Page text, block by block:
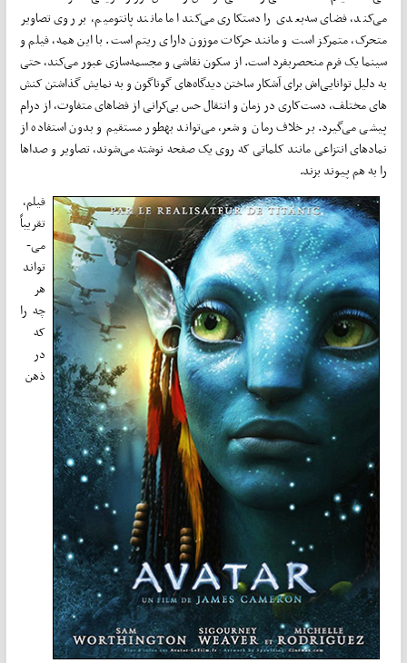
می‌کند، فضای سه‌­بعدی را دستکاری می­‌کند اما مانند پانتومیم، بر روی تصاویر
متحرک، متمرکز است و مانند حرکات موزون دارای ریتم است. با این همه، فیلم و
سینما یک فرم منحصربفرد است. از سکون نقاشی و مجسمه‌­سازی عبور می­‌کند، حتی
به دلیل توانایی­‌اش برای آشکار ساختن دیدگاه‌­های گوناگون و به نمایش گذاشتن کنش­‌
های مختلف، دست‌کاری در زمان و انتقال حس بی‌کرانی از فضاهای متفاوت، از درام
پیشی می­‌گیرد. بر خلاف رمان و شعر، می­‌تواند به­طور مستقیم و بدون استفاده از
نماد­های انتزاعی مانند کلماتی که روی یک صفحه نوشته می‌شوند، تصاویر و صداها
را به هم پیوند بزند.
فیلم،
تقریباً
می‌­
تواند
هر
چه را
که
در
ذهن